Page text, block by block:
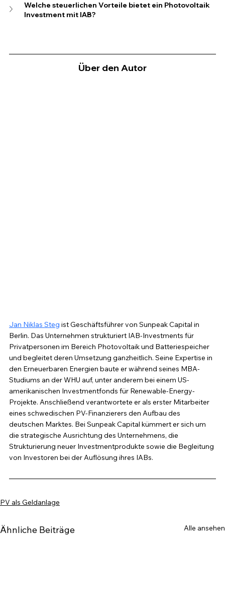
Welche steuerlichen Vorteile bietet ein Photovoltaik
Investment mit IAB?
Über den Autor
Jan Niklas Steg ist Geschäftsführer von Sunpeak Capital in
Berlin. Das Unternehmen strukturiert IAB-Investments für
Privatpersonen im Bereich Photovoltaik und Batteriespeicher
und begleitet deren Umsetzung ganzheitlich. Seine Expertise in
den Erneuerbaren Energien baute er während seines MBA-
Studiums an der WHU auf, unter anderem bei einem US-
amerikanischen Investmentfonds für Renewable-Energy-
Projekte. Anschließend verantwortete er als erster Mitarbeiter
eines schwedischen PV-Finanzierers den Aufbau des
deutschen Marktes. Bei Sunpeak Capital kümmert er sich um
die strategische Ausrichtung des Unternehmens, die
Strukturierung neuer Investmentprodukte sowie die Begleitung
von Investoren bei der Auflösung ihres IABs.
PV als Geldanlage
Ähnliche Beiträge Alle ansehen